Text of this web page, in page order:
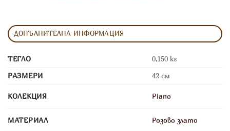
ДОПЪЛНИТЕЛНА ИНФОРМАЦИЯ
ТЕГЛО
0,150 кг
РАЗМЕРИ
42 см
КОЛЕКЦИЯ Piano
МАТЕРИАЛ Розово злато